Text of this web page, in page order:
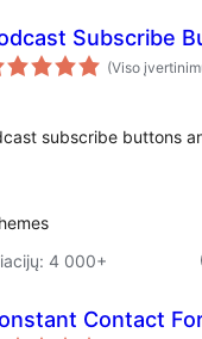
Subscribe
(Viso
subscribe buttons
4 000+
Contact